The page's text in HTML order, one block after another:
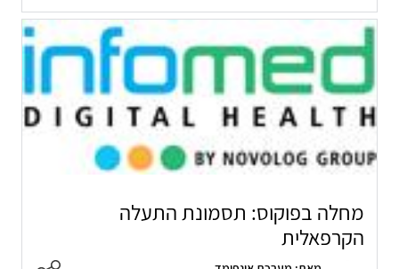
מחלה בפוקוס: תסמונת התעלה
הקרפאלית